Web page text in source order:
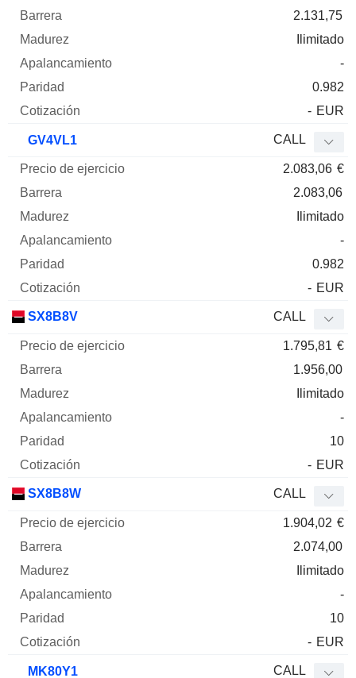
2.131,75
Ilimitado
-
0.982
- EUR
GV4VL1 CALL
2.083,06 €
2.083,06
Ilimitado
-
0.982
- EUR
SX8B8V CALL
1.795,81 €
1.956,00
Ilimitado
-
10
- EUR
SX8B8W CALL
1.904,02 €
2.074,00
Ilimitado
-
10
- EUR
MK80Y1 CALL